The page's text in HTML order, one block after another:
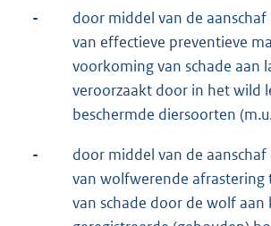
-
door middel van de
van effectieve preventieve
voorkoming van schade aan
veroorzaakt door in het wild
beschermde diersoorten
-
door middel van de
van wolfwerende
van schade door de wolf aan